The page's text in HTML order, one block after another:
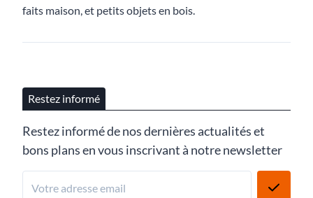
faits maison, et petits objets en bois.
Restez informé
Restez informé de nos dernières actualités et
bons plans en vous inscrivant à notre newsletter